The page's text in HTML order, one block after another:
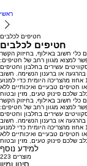
ראשי
חטיפים לכלבים
חטיפים לכלבים
כלי חשוב באילוף, בחיזוק הקשר
למצוא מגוון רחב של חטיפים:
עשירים בחלבון וחטיפים
בהרגעה או ברענון הנשימה. חשוב
לזכור שהחטיפים צריכים להוות עד 10 אחוז מהצריכה היומית כדי למנוע
חטיפים טבעיים ואיכותיים ללא
כלי חשוב באילוף, בחיזוק הקשר
למצוא מגוון רחב של חטיפים:
עשירים בחלבון וחטיפים
בהרגעה או ברענון הנשימה.
חשוב
אחוז מהצריכה היומית כדי למנוע
חטיפים טבעיים ואיכותיים ללא
שלכם פינוק טעים, מזין
למידע נוסף
223 מוצרים